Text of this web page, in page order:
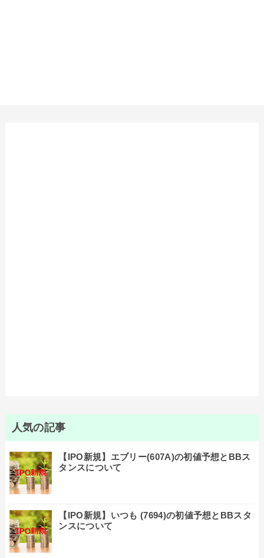
人気の記事
【IPO新規】エブリー(607A)の初値予想とBBス
タンスについて
【IPO新規】いつも (7694)の初値予想とBBスタ
ンスについて